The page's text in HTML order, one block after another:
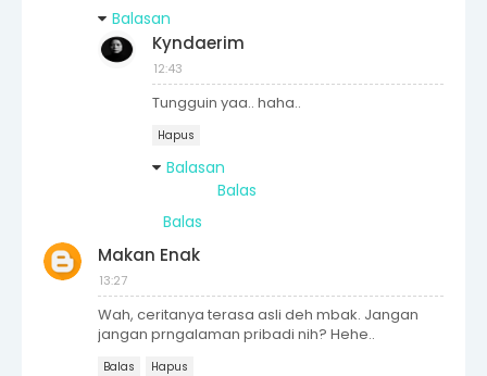
Balasan
Kyndaerim
12:43
Tungguin yaa.. haha..
Hapus
Balasan
Balas
Balas
Makan Enak
13:27
Wah, ceritanya terasa asli deh mbak. Jangan
jangan prngalaman pribadi nih? Hehe..
Balas Hapus